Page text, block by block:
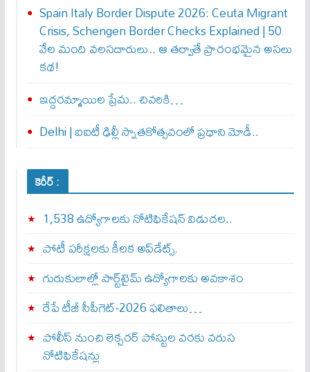
Spain Italy Border Dispute 2026: Ceuta Migrant
Crisis, Schengen Border Checks Explained | 50
వేల మంది వలసదారులు.. ఆ తర్వాతే ప్రారంభ‌మైన అసలు
కథ!
ఇద్దరమ్మాయిల ప్రేమ.. చివరికి…
Delhi | ఐఐటీ ఢిల్లీ స్నాతకోత్సవంలో ప్రధాని మోడీ..
కెరీర్ :
1,538 ఉద్యోగాలకు నోటిఫికేషన్ విడుదల..
పోటీ పరీక్షలకు కీలక అప్‌డేట్స్.
గురుకులాల్లో పార్ట్‌టైమ్ ఉద్యోగాలకు అవకాశం
రేపే టీజీ సీపీగెట్‌-2026 ఫలితాలు…
పోలీస్ నుంచి లెక్చరర్ పోస్టుల వరకు వరుస
నోటిఫికేషన్లు